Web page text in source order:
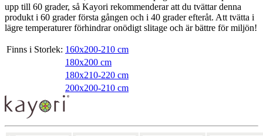
upp till 60 grader, så Kayori rekommenderar att du tvättar denna
produkt i 60 grader första gången och i 40 grader efteråt. Att tvätta i
lägre temperaturer förhindrar onödigt slitage och är bättre för miljön!
Finns i Storlek: 160x200-210 cm
180x200 cm
180x210-220 cm
200x200-210 cm